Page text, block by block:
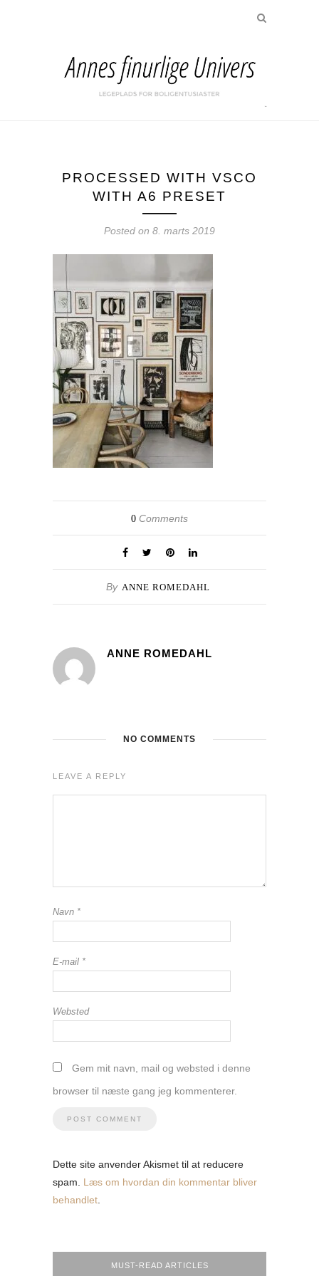
PROCESSED WITH VSCO
WITH A6 PRESET
Posted on 8. marts 2019
0 Comments
By ANNE ROMEDAHL
ANNE ROMEDAHL
NO COMMENTS
LEAVE A REPLY
Navn *
E-mail *
Websted
Gem mit navn, mail og websted i denne
browser til næste gang jeg kommenterer.
Dette site anvender Akismet til at reducere
spam. Læs om hvordan din kommentar bliver
behandlet
MUST-READ ARTICLES